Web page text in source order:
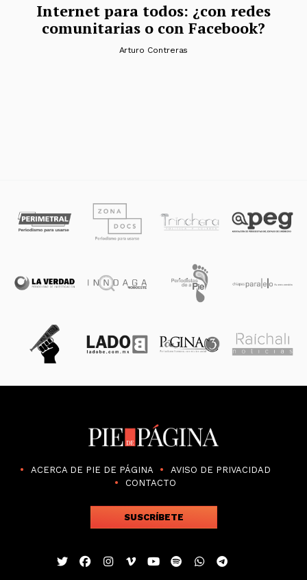
Internet para todos: ¿con redes
comunitarias o con Facebook?
Arturo Contreras
ACERCA DE PIE DE PÁGINA
AVISO DE PRIVACIDAD
CONTACTO
SUSCRÍBETE